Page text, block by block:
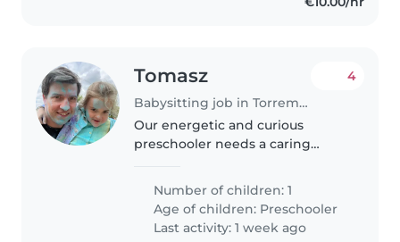
Tomasz
Babysitting job in Torremolinos
4
Our energetic and curious
preschooler needs a caring
with pets and cooking. She does
not speak english, just Polish .
We'd love someone who's great
Number of children: 1
Age of children: Preschooler
Last activity: 1 week ago